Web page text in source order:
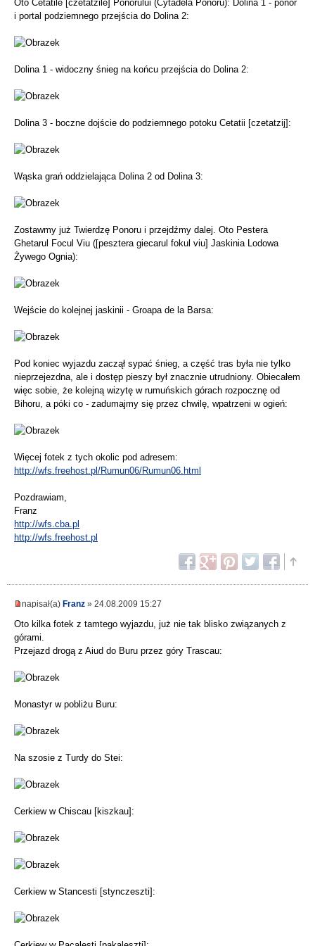
Oto Cetatile [czetatzile] Ponorului (Cytadela Ponoru): Dolina 1 - ponor
i portal podziemnego przejścia do Dolina 2:
Dolina 1 - widoczny śnieg na końcu przejścia do Dolina 2:
Dolina 3 - boczne dojście do podziemnego potoku Cetatii [czetatzij]:
Wąska grań oddzielająca Dolina 2 od Dolina 3:
Zostawmy już Twierdzę Ponoru i przejdźmy dalej. Oto Pestera
Ghetarul Focul Viu ([pesztera giecarul fokul viu] Jaskinia Lodowa
Żywego Ognia):
Wejście do kolejnej jaskinii - Groapa de la Barsa:
Pod koniec wyjazdu zaczął sypać śnieg, a część tras była nie tylko
nieprzejezdna, ale i dostęp pieszy był znacznie utrudniony. Obiecałem
więc sobie, że kolejną wizytę w rumuńskich górach rozpocznę od
Bihoru, a póki co - zadumajmy się przez chwilę, wpatrzeni w ogień:
Więcej fotek z tych okolic pod adresem:
http://wfs.freehost.pl/Rumun06/Rumun06.html
Pozdrawiam,
Franz
http://wfs.cba.pl
http://wfs.freehost.pl
napisał(a) Franz » 24.08.2009 15:27
Oto kilka fotek z tamtego wyjazdu, już nie tak blisko związanych z
górami.
Przejazd drogą z Aiud do Buru przez góry Trascau:
Monastyr w pobliżu Buru:
Na szosie z Turdy do Stei:
Cerkiew w Chiscau [kiszkau]:
Cerkiew w Stancesti [stynczeszti]: